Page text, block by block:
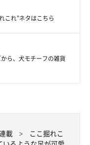
これ”ネタはこちら
ら、犬モチーフの雑貨
載
ここ掘れこ